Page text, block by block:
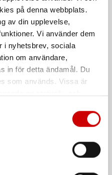
på denna webbplats.
av din upplevelse,
Vi använder dem
i nyhetsbrev, sociala
om användare,
in för detta ändamål. Du
som används. Vissa är
Genom
sådana överföringar. Läs